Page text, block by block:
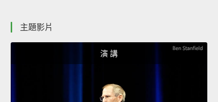
主題影片
演 講